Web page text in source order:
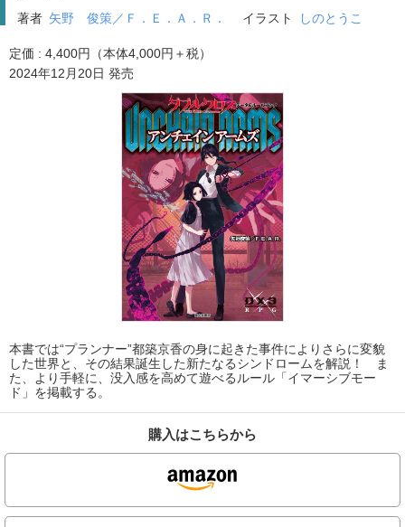
著者 矢野 俊策／Ｆ．Ｅ．Ａ．Ｒ． イラスト しのとうこ
定価 : 4,400円（本体4,000円＋税）
2024年12月20日 発売
本書では“プランナー”都築京香の身に起きた事件によりさらに変貌
した世界と、その結果誕生した新たなるシンドロームを解説！ ま
た、より手軽に、没入感を高めて遊べるルール「イマーシブモー
ド」を掲載する。
購入はこちらから